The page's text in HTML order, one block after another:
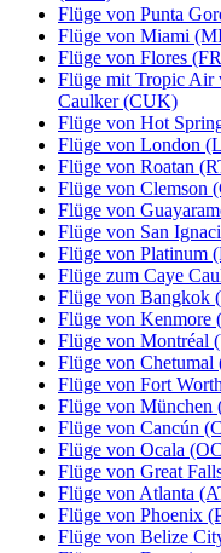
Flüge von Punta
Flüge von Miami
Flüge von Flores
Flüge mit Tropic Air
Caulker (CUK)
Flüge von Hot
Flüge von London
Flüge von Roatan
Flüge von Clemson
Flüge von
Flüge von San
Flüge von Platinum
Flüge zum Caye
Flüge von Bangkok
Flüge von Kenmore
Flüge von Montréal
Flüge von
Flüge von Fort
Flüge von
Flüge von Cancún
Flüge von Ocala
Flüge von Great
Flüge von Atlanta
Flüge von Phoenix
Flüge von Belize